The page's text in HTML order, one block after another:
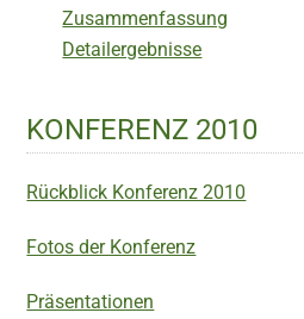
Zusammenfassung
Detailergebnisse
KONFERENZ 2010
Rückblick Konferenz 2010
Fotos der Konferenz
Präsentationen